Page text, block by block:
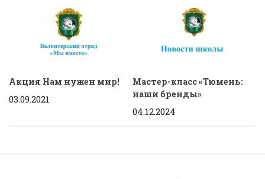
Акция Нам нужен мир!
03.09.2021
Мастер-класс «Тюмень:
наши бренды»
04.12.2024